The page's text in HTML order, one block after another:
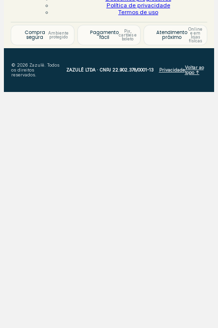
Política de privacidade
Termos de uso
Compra
segura
Ambiente
protegido
Pagamento
fácil
Pix,
cartões e
boleto
Atendimento
próximo
Online
e em
lojas
físicas
© 2026 Zazulê. Todos
os direitos
reservados.
ZAZULÊ LTDA · CNPJ 22.902.378/0001-13 PrivacidadeVoltar ao
topo ↑